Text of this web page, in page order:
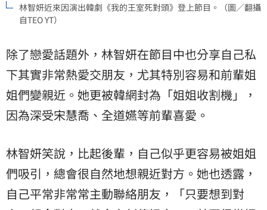
林智妍近來因演出韓劇《我的王室死對頭》登上節目。（圖／翻攝
自TEO YT）
除了戀愛話題外，林智妍在節目中也分享自己私
下其實非常熱愛交朋友，尤其特別容易和前輩姐
姐們變親近。她更被韓網封為「姐姐收割機」，
因為深受宋慧喬、全道嬿等前輩喜愛。
林智妍笑說，比起後輩，自己似乎更容易被姐姐
們吸引，總會很自然地想親近對方。她也透露，
自己平常非常常主動聯絡朋友，「只要想到對